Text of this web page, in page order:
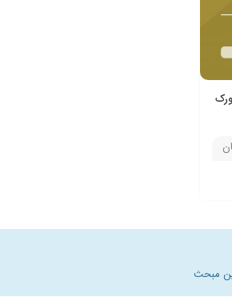
مبحث